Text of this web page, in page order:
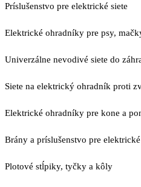
Príslušenstvo pre elektrické siete
Elektrické ohradníky pre psy,
Univerzálne nevodivé siete do
Siete na elektrický ohradník proti
Elektrické ohradníky pre kone a
Brány a príslušenstvo pre elektrické
Plotové stĺpiky, tyčky a kôly